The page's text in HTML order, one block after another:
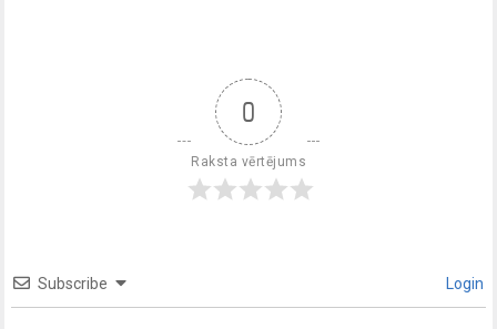
0
Raksta vērtējums
Subscribe Login